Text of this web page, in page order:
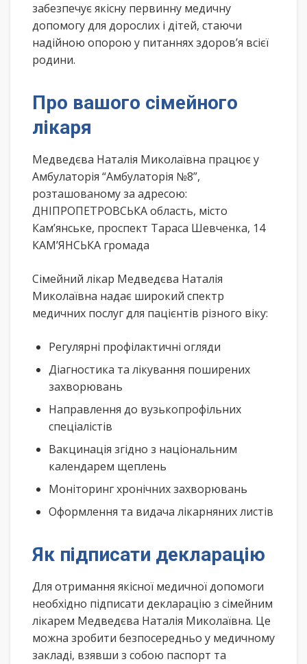
забезпечує якісну первинну медичну
допомогу для дорослих і дітей, стаючи
надійною опорою у питаннях здоров’я всієї
родини.
Про вашого сімейного
лікаря
Медведєва Наталія Миколаївна працює у
Амбулаторія “Амбулаторія №8”,
розташованому за адресою:
ДНІПРОПЕТРОВСЬКА область, місто
Кам’янське, проспект Тараса Шевченка, 14
КАМ’ЯНСЬКА громада
Сімейний лікар Медведєва Наталія
Миколаївна надає широкий спектр
медичних послуг для пацієнтів різного віку:
Регулярні профілактичні огляди
Діагностика та лікування поширених
захворювань
Направлення до вузькопрофільних
спеціалістів
Вакцинація згідно з національним
календарем щеплень
Моніторинг хронічних захворювань
Оформлення та видача лікарняних листів
Як підписати декларацію
Для отримання якісної медичної допомоги
необхідно підписати декларацію з сімейним
лікарем Медведєва Наталія Миколаївна. Це
можна зробити безпосередньо у медичному
закладі, взявши з собою паспорт та